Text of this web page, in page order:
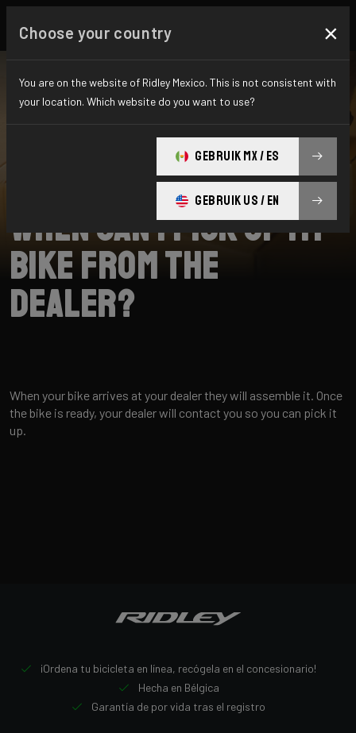
When can I pick up my
bike from the
dealer?
When your bike arrives at your dealer they will assemble it. Once
the bike is ready, your dealer will contact you so you can pick it
up.
¡Ordena tu bicicleta en línea, recógela en el concesionario!
Hecha en Bélgica
Garantía de por vida tras el registro
Choose your country ×
You are on the website of Ridley Mexico. This is not consistent with
your location. Which website do you want to use?
GEBRUIK MX / ES
GEBRUIK US / EN